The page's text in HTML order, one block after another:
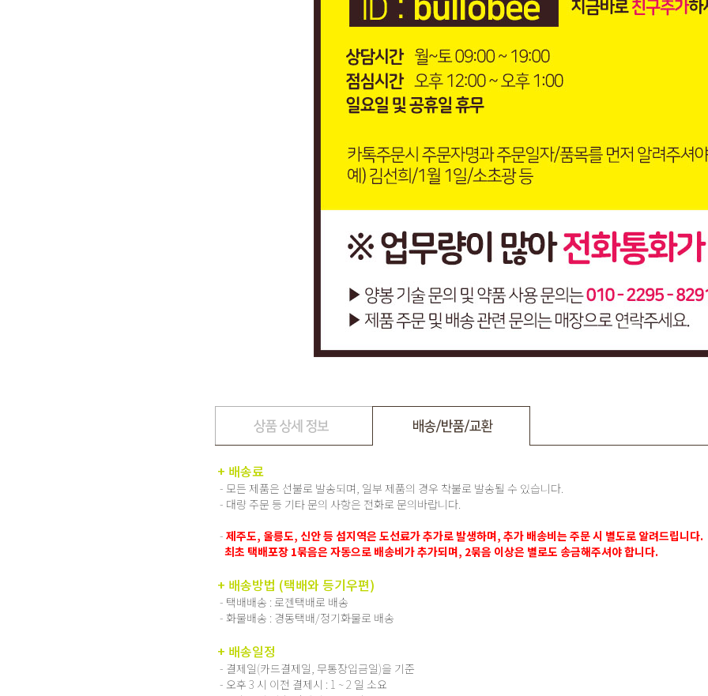
+ 배송료
- 모든 제품은 선불로 발송되며, 일부 제품의 경우 착불로 발송될 수 있습니다.
- 대량 주문 등 기타 문의 사항은 전화로 문의바랍니다.
- 제주도, 울릉도, 신안 등 섬지역은 도선료가 추가로 발생하며, 추가 배송비는 주문 시 별도로 알려드립니다.
최초 택배포장 1묶음은 자동으로 배송비가 추가되며, 2묶음 이상은 별로도 송금해주셔야 합니다.
+ 배송방법 (택배와 등기우편)
- 택배배송 : 로젠택배로 배송
- 화물배송 : 경동택배/정기화물로 배송
+ 배송일정
- 결제일(카드결제일, 무통장입금일)을 기준
- 오후 3 시 이전 결제시 : 1 ~ 2 일 소요